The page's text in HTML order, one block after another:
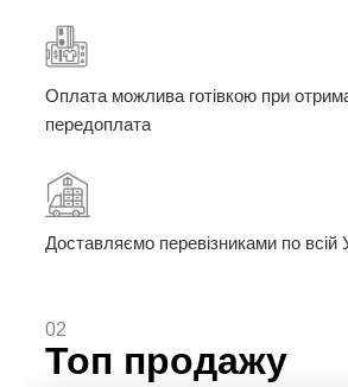
Оплата можлива готівкою при
передоплата
Доставляємо перевізниками по всій
02
Топ продажу